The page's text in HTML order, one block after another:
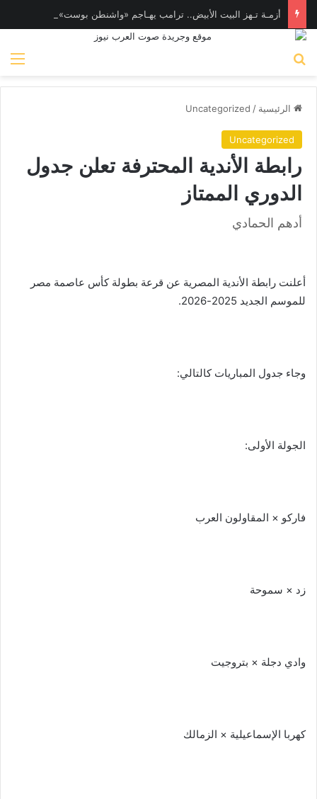
الرئيسية /
Uncategorized
Uncategorized
رابطة الأندية المحترفة تعلن جدول
الدوري الممتاز
أدهم الحمادي
أعلنت رابطة الأندية المصرية عن قرعة بطولة كأس عاصمة مصر
للموسم الجديد 2025-2026.
وجاء جدول المباريات كالتالي:
الجولة الأولى:
فاركو × المقاولون العرب
زد × سموحة
وادي دجلة × بتروجيت
كهربا الإسماعيلية × الزمالك